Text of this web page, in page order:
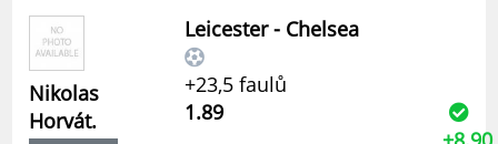
Nikolas
Horvát.
Leicester - Chelsea
+23,5 faulů
1.89